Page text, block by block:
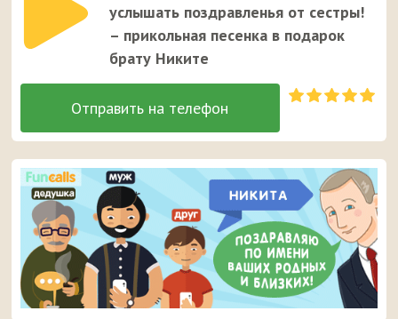
услышать поздравленья от сестры!
– прикольная песенка в подарок
брату Никите